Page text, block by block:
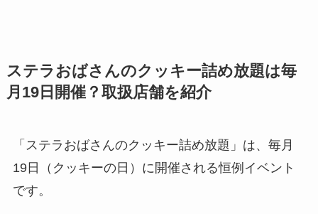
ステラおばさんのクッキー詰め放題は毎
月19日開催？取扱店舗を紹介
「ステラおばさんのクッキー詰め放題」は、毎月
19日（クッキーの日）に開催される恒例イベント
です。